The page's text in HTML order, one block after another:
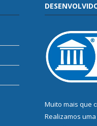
Muito mais que
Realizamos uma